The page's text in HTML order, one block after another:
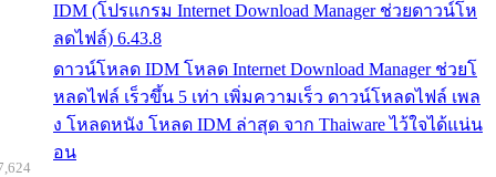
IDM (โปรแกรม Internet Download Manager ช่วยดาวน์โห
ลดไฟล์) 6.43.8
ดาวน์โหลด IDM โหลด Internet Download Manager ช่วยโ
หลดไฟล์ เร็วขึ้น 5 เท่า เพิ่มความเร็ว ดาวน์โหลดไฟล์ เพล
ง โหลดหนัง โหลด IDM ล่าสุด จาก Thaiware ไว้ใจได้แน่น
อน